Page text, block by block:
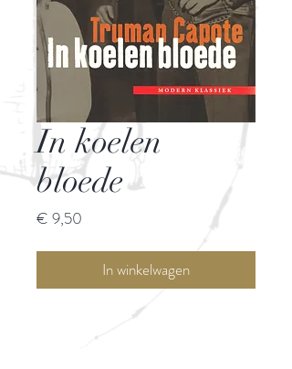
In koelen
bloede
€ 9,50
In winkelwagen